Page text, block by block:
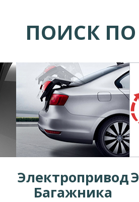
ПОИСК
Электропривод
Багажника